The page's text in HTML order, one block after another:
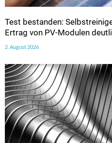
Test bestanden:
Ertrag von PV-Modulen
2. August 2026